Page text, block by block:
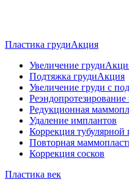
Пластика грудиАкция
Увеличение груди
Подтяжка грудиАкция
Увеличение груди с
Реэндопротезирование
Редукционная
Удаление имплантов
Коррекция тубулярной
Повторная
Коррекция сосков
Пластика век